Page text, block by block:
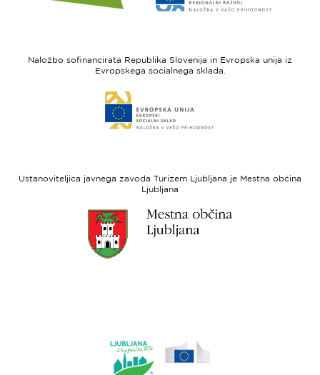
spletne
Slovenia
spletne
-
regionalni
Naložbo sofinancirata Republika Slovenija in Evropska unija iz
Evropskega socialnega sklada.
do
spletne
sklad
Ustanoviteljica javnega zavoda Turizem Ljubljana je Mestna občina
Ljubljana